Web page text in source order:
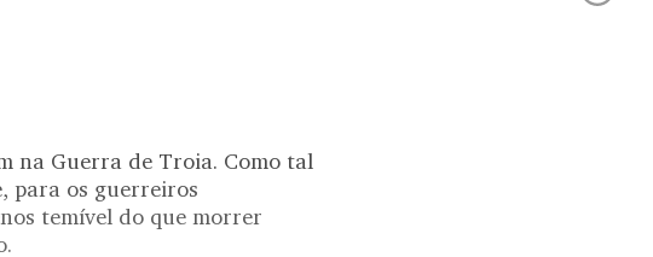
na Guerra de Troia. Como tal
para os guerreiros
temível do que morrer